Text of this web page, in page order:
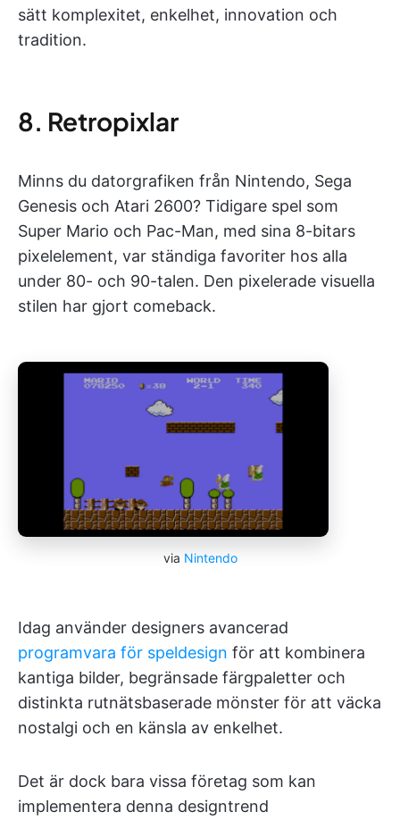
sätt komplexitet, enkelhet, innovation och
tradition.
8. Retropixlar
Minns du datorgrafiken från Nintendo, Sega
Genesis och Atari 2600? Tidigare spel som
Super Mario och Pac-Man, med sina 8-bitars
pixelelement, var ständiga favoriter hos alla
under 80- och 90-talen. Den pixelerade visuella
stilen har gjort comeback.
via Nintendo
Idag använder designers avancerad
programvara för speldesign för att kombinera
kantiga bilder, begränsade färgpaletter och
distinkta rutnätsbaserade mönster för att väcka
nostalgi och en känsla av enkelhet.
Det är dock bara vissa företag som kan
implementera denna designtrend